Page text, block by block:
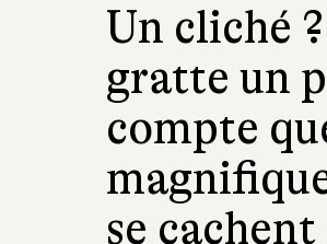
Un cliché
gratte un
compte
se